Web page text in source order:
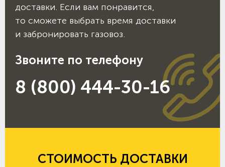
доставки. Если вам понравится,
то сможете выбрать время доставки
и забронировать газовоз.
Звоните по телефону
8 (800) 444-30-16
СТОИМОСТЬ ДОСТАВКИ